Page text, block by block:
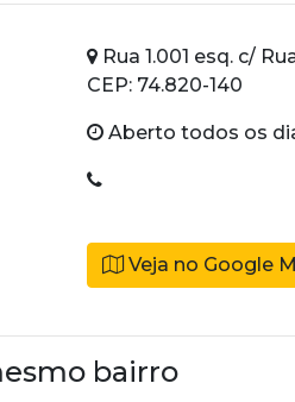
Rua 1.001 esq. c/
CEP: 74.820-140
Aberto todos os
Veja no Google
bairro